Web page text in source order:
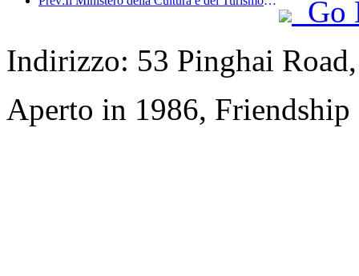
Go
Indirizzo: 53 Pinghai
Aperto in 1986,